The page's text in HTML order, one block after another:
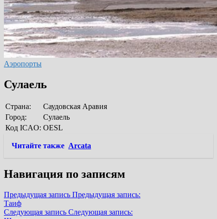
Аэропорты
Сулаель
Страна:
Саудовская Аравия
Город:
Сулаель
Код ICAO: OESL
Читайте также Arcata
Навигация по записям
Предыдущая запись Предыдущая запись:
Таиф
Следующая запись Следующая запись: